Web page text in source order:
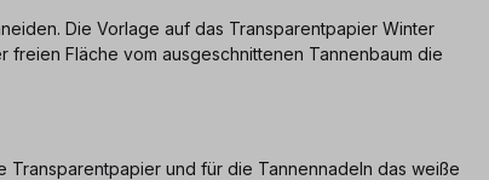
Die Vorlage auf das Transparentpapier Winter
freien Fläche vom ausgeschnittenen Tannenbaum die
Transparentpapier und für die Tannennadeln das weiße